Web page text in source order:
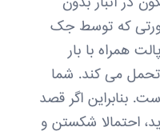
و در صورتی که توسط جک
همراه با بار
کیلوگرم را تحمل می کند. شما
کیلوگرم است. بنابراین اگر قصد
احتمالا شکستن و